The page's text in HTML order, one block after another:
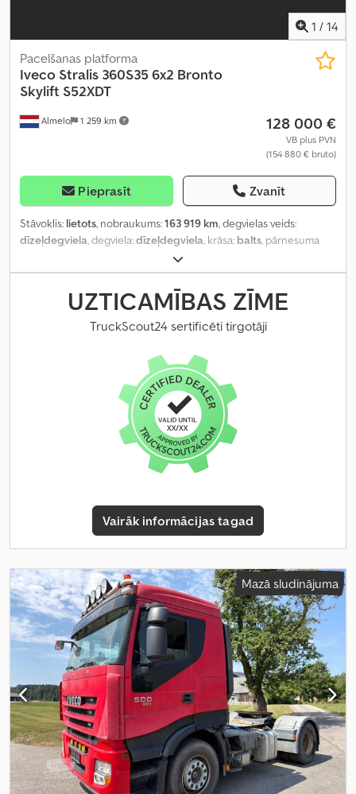
1 / 14
Almelo 1 259 km
Pacelšanas platforma
Iveco Stralis 360S35 6x2 Bronto
Skylift S52XDT
128 000 €
VB plus PVN
(154 880 € bruto)
Pieprasīt Zvanīt
Stāvoklis: lietots, nobraukums:163 919 km, degvielas veids:
dīzeļdegviela, degviela:dīzeļdegviela, krāsa: balts, pārnesuma
, Ražošanas gads:
UZTICAMĪBAS ZĪME
TruckScout24 sertificēti tirgotāji
Vairāk informācijas tagad
Mazā sludinājuma